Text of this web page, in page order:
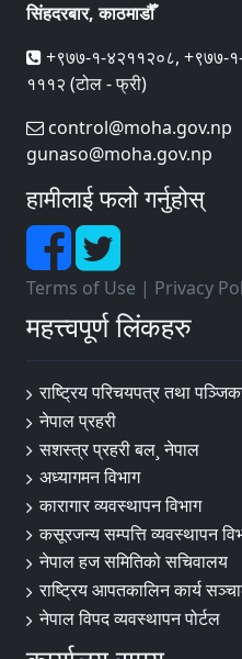
सिंहदरबार, काठमाडौँ
+९७७-१-४२११२०८, +९७७-
१११२ (टोल - फ्री)
control@moha.gov.np
gunaso@moha.gov.np
हामीलाई फलो गर्नुहोस्
Terms of Use | Privacy
महत्त्वपूर्ण लिंकहरु
राष्ट्रिय परिचयपत्र तथा
नेपाल प्रहरी
सशस्त्र प्रहरी बल¸ नेपाल
अध्यागमन विभाग
कारागार व्यवस्थापन विभाग
कसूरजन्य सम्पत्ति व्यवस्थापन
नेपाल हज समितिको सचिवालय
राष्ट्रिय आपतकालिन कार्य
नेपाल विपद व्यवस्थापन पोर्टल